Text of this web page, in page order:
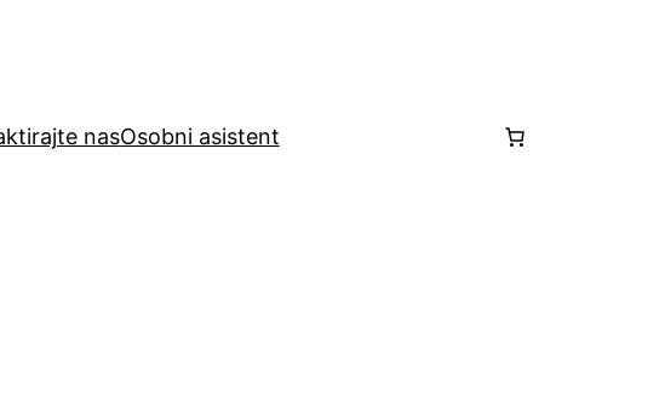
nasOsobni asistent